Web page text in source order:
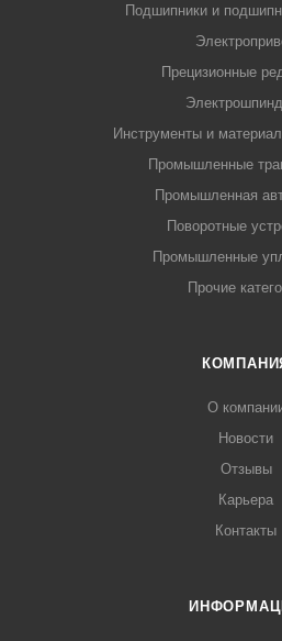
Подшипники и
Прецизионные
Инструменты и
Промышленные
Промышленная
Поворотные
Промышленные
Прочие
О
Новости
Отзывы
Карьера
Контакты